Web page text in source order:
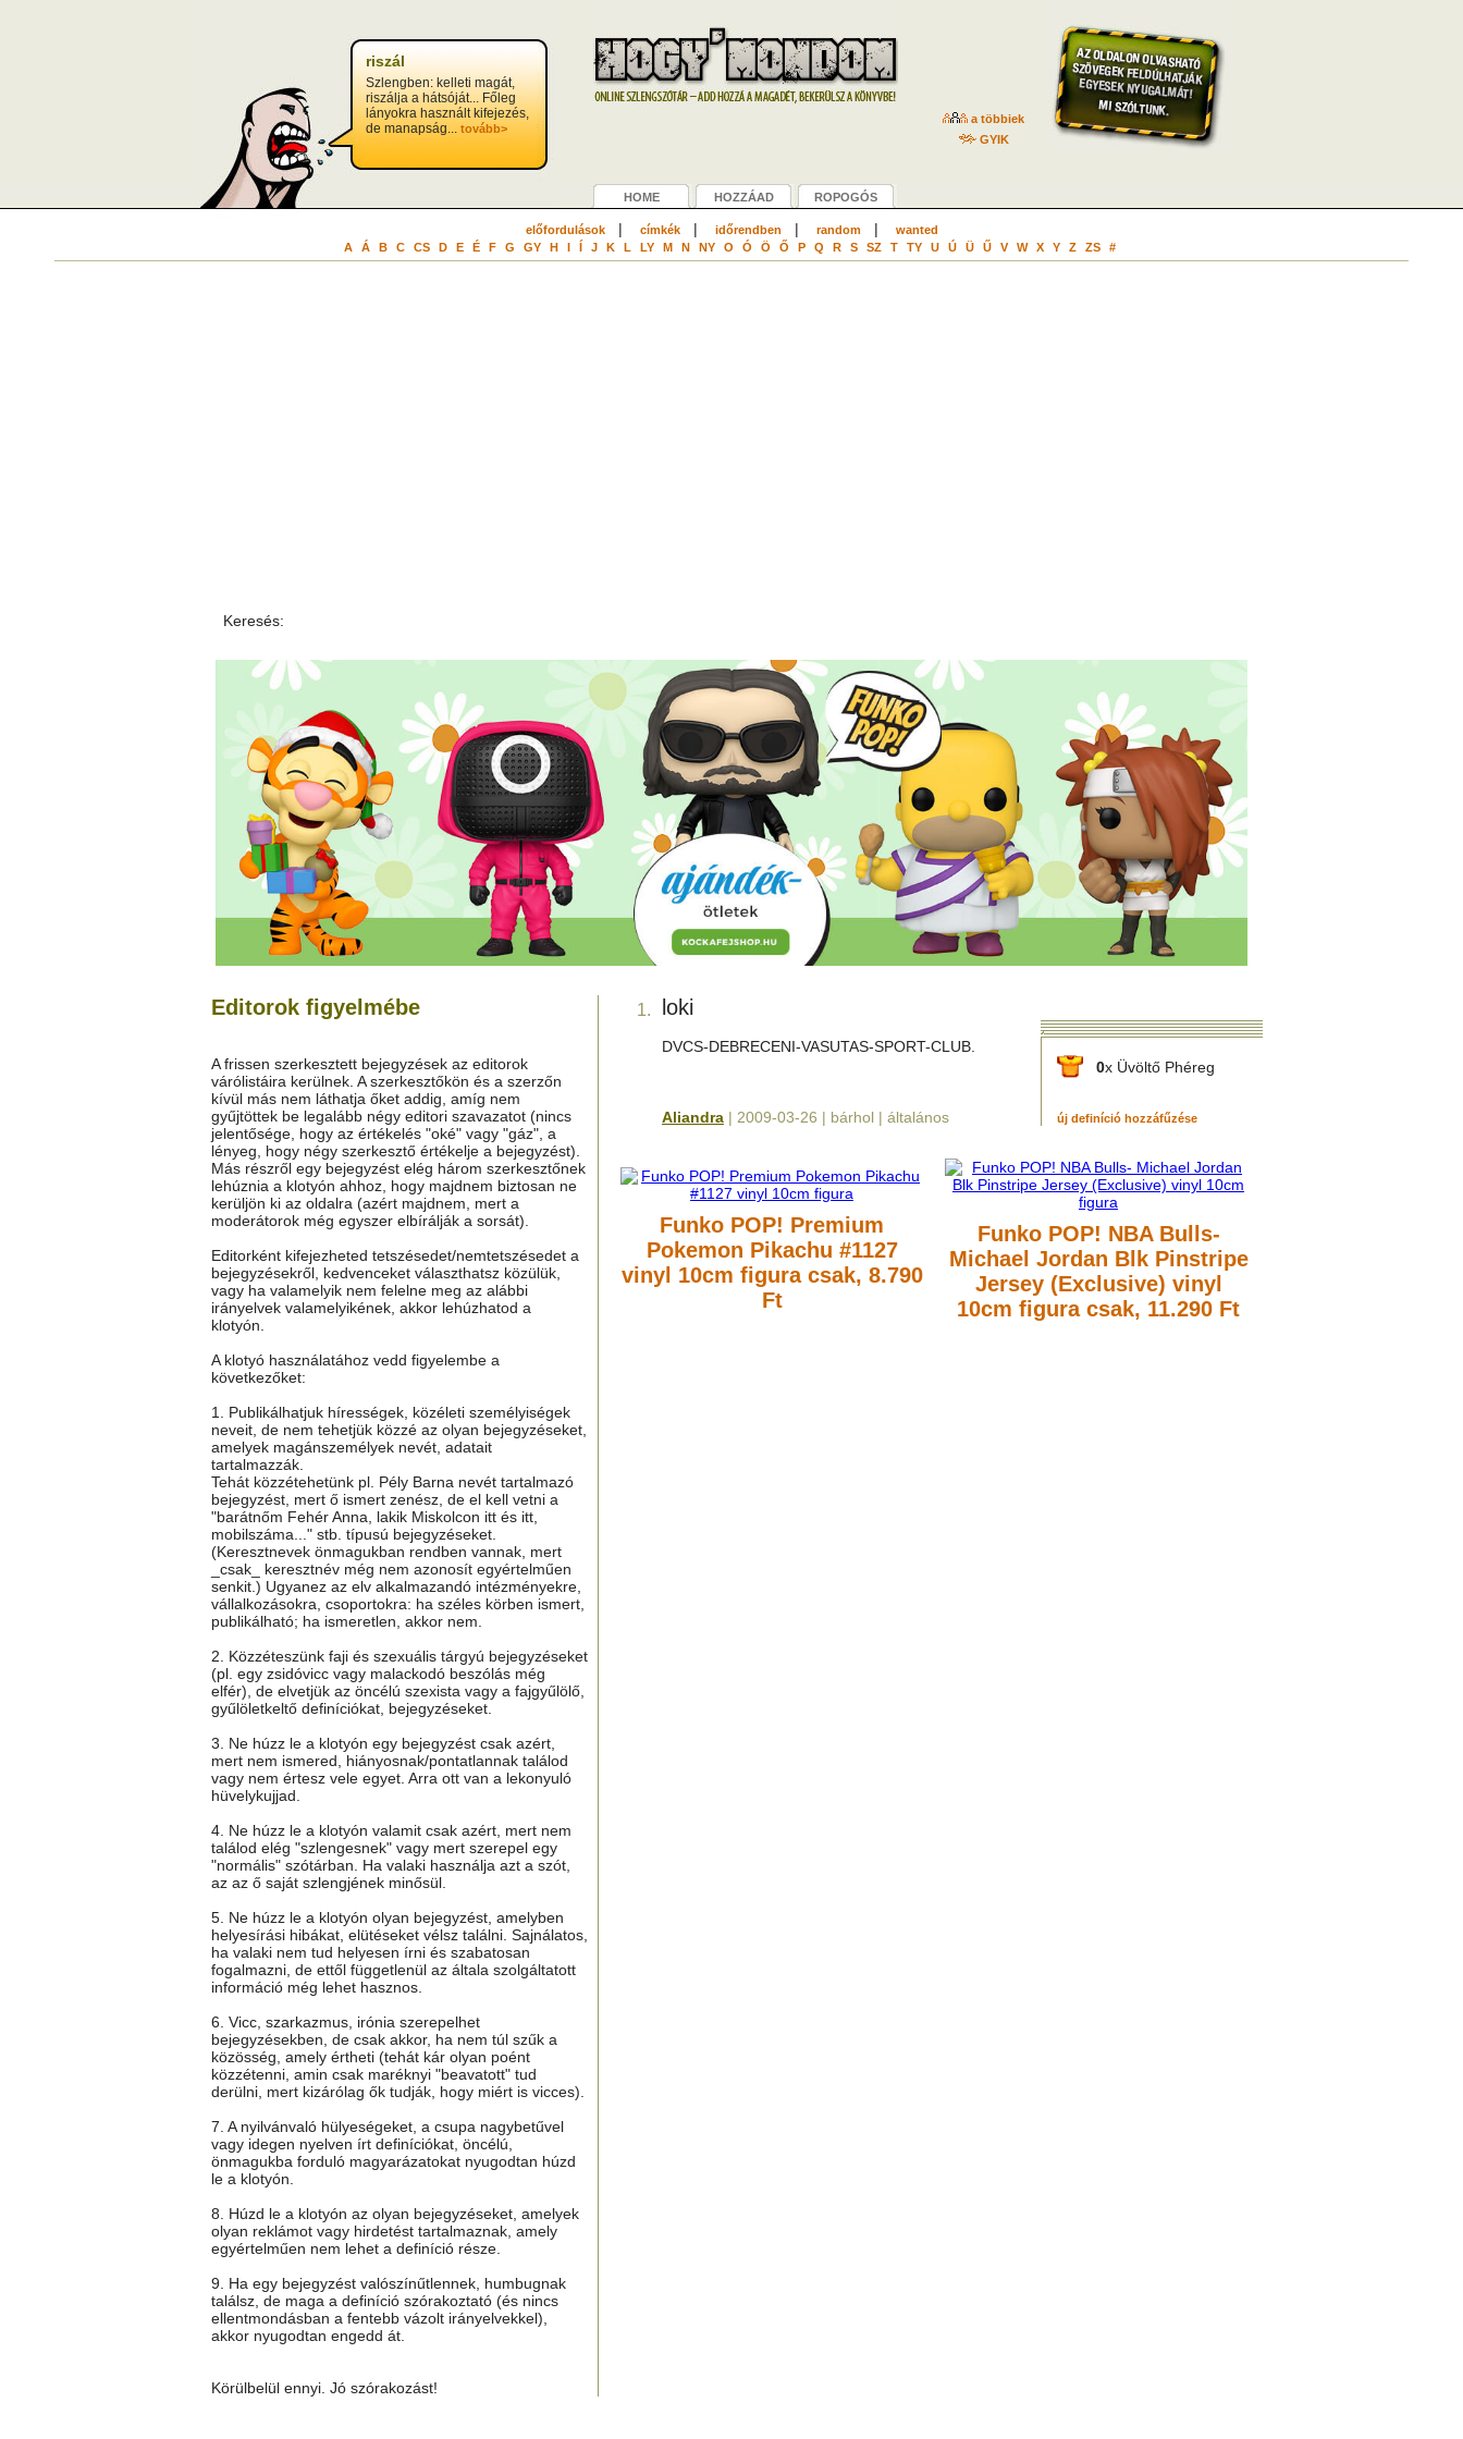
riszál
Szlengben: kelleti magát,
riszálja a hátsóját... Főleg
lányokra használt kifejezés,
de manapság... tovább>
a többiek
GYIK
HOME HOZZÁAD ROPOGÓS
előfordulások| címkék| időrendben | random|
wanted
A
Á B C CS D E É F G GY H I Í J K L LY M N NY O Ó Ö Ő P Q R S SZ T TY U Ú Ü Ű V W X Y Z ZS #
Keresés:
Editorok figyelmébe
A frissen szerkesztett bejegyzések az editorok
várólistáira kerülnek. A szerkesztőkön és a szerzőn
kívül más nem láthatja őket addig, amíg nem
gyűjtöttek be legalább négy editori szavazatot (nincs
jelentősége, hogy az értékelés "oké" vagy "gáz", a
lényeg, hogy négy szerkesztő értékelje a bejegyzést).
Más részről egy bejegyzést elég három szerkesztőnek
lehúznia a klotyón ahhoz, hogy majdnem biztosan ne
kerüljön ki az oldalra (azért majdnem, mert a
moderátorok még egyszer elbírálják a sorsát).
Editorként kifejezheted tetszésedet/nemtetszésedet a
bejegyzésekről, kedvenceket választhatsz közülük,
vagy ha valamelyik nem felelne meg az alábbi
irányelvek valamelyikének, akkor lehúzhatod a
klotyón.
A klotyó használatához vedd figyelembe a
következőket:
1. Publikálhatjuk hírességek, közéleti személyiségek
neveit, de nem tehetjük közzé az olyan bejegyzéseket,
amelyek magánszemélyek nevét, adatait
tartalmazzák.
Tehát közzétehetünk pl. Pély Barna nevét tartalmazó
bejegyzést, mert ő ismert zenész, de el kell vetni a
"barátnőm Fehér Anna, lakik Miskolcon itt és itt,
mobilszáma..." stb. típusú bejegyzéseket.
(Keresztnevek önmagukban rendben vannak, mert
_csak_ keresztnév még nem azonosít egyértelműen
senkit.) Ugyanez az elv alkalmazandó intézményekre,
vállalkozásokra, csoportokra: ha széles körben ismert,
publikálható; ha ismeretlen, akkor nem.
2. Közzéteszünk faji és szexuális tárgyú bejegyzéseket
(pl. egy zsidóvicc vagy malackodó beszólás még
elfér), de elvetjük az öncélú szexista vagy a fajgyűlölő,
gyűlöletkeltő definíciókat, bejegyzéseket.
3. Ne húzz le a klotyón egy bejegyzést csak azért,
mert nem ismered, hiányosnak/pontatlannak találod
vagy nem értesz vele egyet. Arra ott van a lekonyuló
hüvelykujjad.
4. Ne húzz le a klotyón valamit csak azért, mert nem
találod elég "szlengesnek" vagy mert szerepel egy
"normális" szótárban. Ha valaki használja azt a szót,
az az ő saját szlengjének minősül.
5. Ne húzz le a klotyón olyan bejegyzést, amelyben
helyesírási hibákat, elütéseket vélsz találni. Sajnálatos,
ha valaki nem tud helyesen írni és szabatosan
fogalmazni, de ettől függetlenül az általa szolgáltatott
információ még lehet hasznos.
6. Vicc, szarkazmus, irónia szerepelhet
bejegyzésekben, de csak akkor, ha nem túl szűk a
közösség, amely értheti (tehát kár olyan poént
közzétenni, amin csak maréknyi "beavatott" tud
derülni, mert kizárólag ők tudják, hogy miért is vicces).
7. A nyilvánvaló hülyeségeket, a csupa nagybetűvel
vagy idegen nyelven írt definíciókat, öncélú,
önmagukba forduló magyarázatokat nyugodtan húzd
le a klotyón.
8. Húzd le a klotyón az olyan bejegyzéseket, amelyek
olyan reklámot vagy hirdetést tartalmaznak, amely
egyértelműen nem lehet a definíció része.
9. Ha egy bejegyzést valószínűtlennek, humbugnak
találsz, de maga a definíció szórakoztató (és nincs
ellentmondásban a fentebb vázolt irányelvekkel),
akkor nyugodtan engedd át.
Körülbelül ennyi. Jó szórakozást!
1. loki
DVCS-DEBRECENI-VASUTAS-SPORT-CLUB.
0x Üvöltő Phéreg
Aliandra | 2009-03-26 | bárhol | általános új definíció hozzáfűzése
Funko POP! Premium
Pokemon Pikachu #1127
vinyl 10cm figuracsak, 8.790
Ft
Funko POP! NBA Bulls-
Michael Jordan Blk Pinstripe
Jersey (Exclusive) vinyl
10cm figuracsak, 11.290 Ft